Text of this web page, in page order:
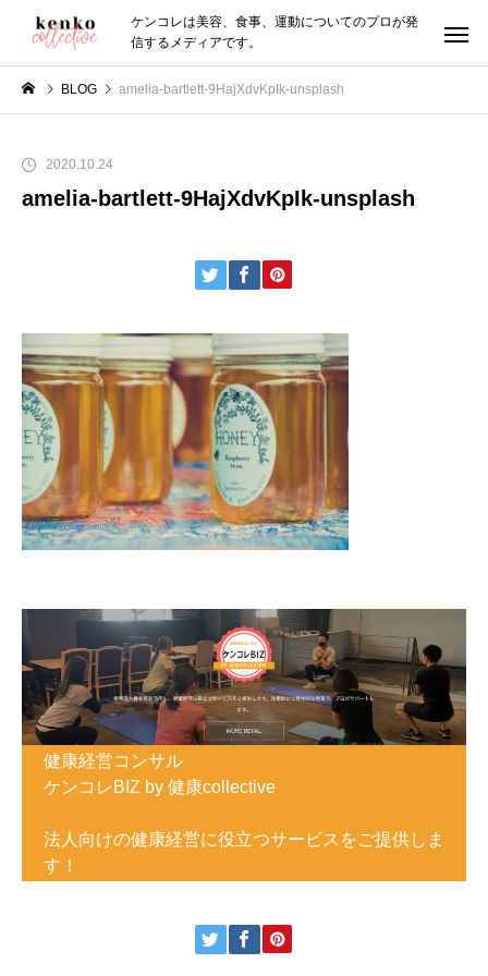
ケンコレは美容、食事、運動についてのプロが発
信するメディアです。
BLOG amelia-bartlett-9HajXdvKpIk-unsplash
2020.10.24
amelia-bartlett-9HajXdvKpIk-unsplash
健康経営コンサル
ケンコレBIZ by 健康collective
法人向けの健康経営に役立つサービスをご提供しま
す！